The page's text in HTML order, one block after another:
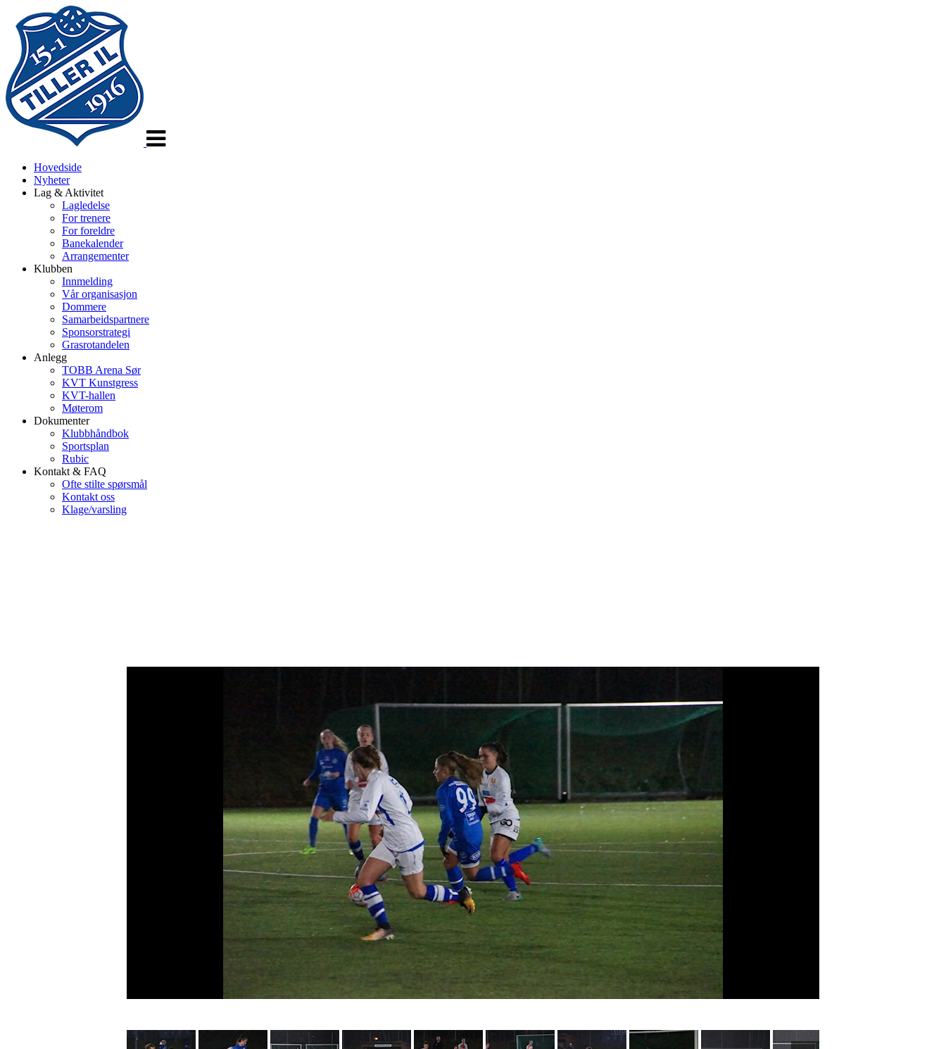
Hovedside
Nyheter
Lag & Aktivitet
Lagledelse
For trenere
For foreldre
Banekalender
Arrangementer
Klubben
Innmelding
Vår organisasjon
Dommere
Samarbeidspartnere
Sponsorstrategi
Grasrotandelen
Anlegg
TOBB Arena Sør
KVT Kunstgress
KVT-hallen
Møterom
Dokumenter
Klubbhåndbok
Sportsplan
Rubic
Kontakt & FAQ
Ofte stilte spørsmål
Kontakt oss
Klage/varsling